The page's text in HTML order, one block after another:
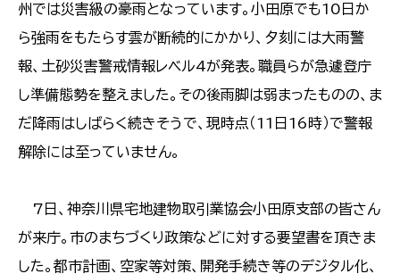
州では災害級の豪雨となっています。小田原でも10日か
ら強雨をもたらす雲が断続的にかかり、夕刻には大雨警
報、土砂災害警戒情報レベル4が発表。職員らが急遽登庁
し準備態勢を整えました。その後雨脚は弱まったものの、ま
だ降雨はしばらく続きそうで、現時点（11日16時）で警報
解除には至っていません。
7日、神奈川県宅地建物取引業協会小田原支部の皆さん
が来庁。市のまちづくり政策などに対する要望書を頂きま
した。都市計画、空家等対策、開発手続き等のデジタル化、